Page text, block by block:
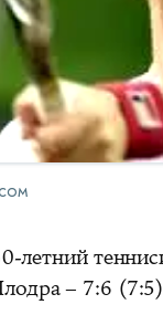
летний
– 7:6